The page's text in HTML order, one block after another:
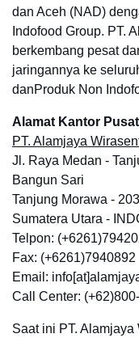
dan Aceh (NAD)
Indofood Group. PT.
berkembang pesat
jaringannya ke
danProduk Non
Alamat Kantor
PT. Alamjaya
Jl. Raya Medan -
Bangun Sari
Tanjung Morawa -
Sumatera Utara -
Telpon:
Fax: (+6261)7940892
Email:
Call Center:
Saat ini PT.